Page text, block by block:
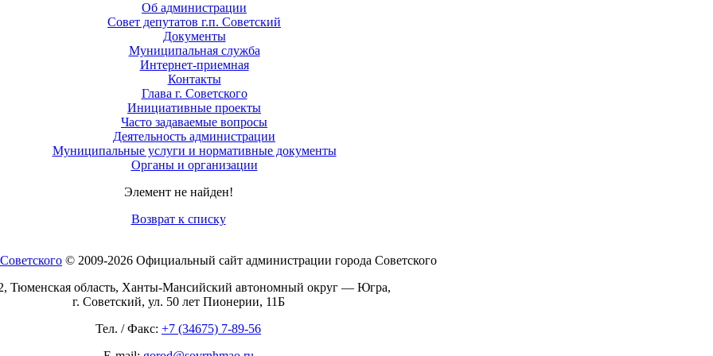
Об администрации
Совет депутатов г.п. Советский
Документы
Муниципальная служба
Интернет-приемная
Контакты
Глава г. Советского
Инициативные проекты
Часто задаваемые вопросы
Деятельность администрации
Муниципальные услуги и нормативные документы
Органы и организации
Элемент не найден!
Возврат к списку
© 2009-2026 Официальный сайт администрации города Советского
Тюменская область, Ханты-Мансийский автономный округ — Югра,
г. Советский, ул. 50 лет Пионерии, 11Б
Тел. / Факс: +7 (34675) 7-89-56